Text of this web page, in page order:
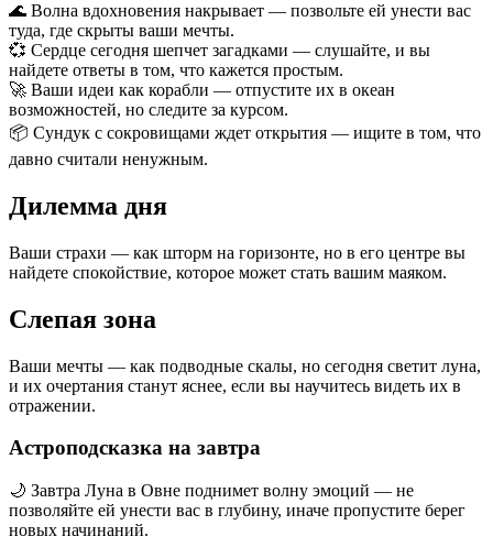
🌊 Волна вдохновения накрывает — позвольте ей унести вас
туда, где скрыты ваши мечты.
💞 Сердце сегодня шепчет загадками — слушайте, и вы
найдете ответы в том, что кажется простым.
🚀 Ваши идеи как корабли — отпустите их в океан
возможностей, но следите за курсом.
📦 Сундук с сокровищами ждет открытия — ищите в том, что
давно считали ненужным.
Дилемма дня
Ваши страхи — как шторм на горизонте, но в его центре вы
найдете спокойствие, которое может стать вашим маяком.
Слепая зона
Ваши мечты — как подводные скалы, но сегодня светит луна,
и их очертания станут яснее, если вы научитесь видеть их в
отражении.
Астроподсказка на завтра
🌙 Завтра Луна в Овне поднимет волну эмоций — не
позволяйте ей унести вас в глубину, иначе пропустите берег
новых начинаний.